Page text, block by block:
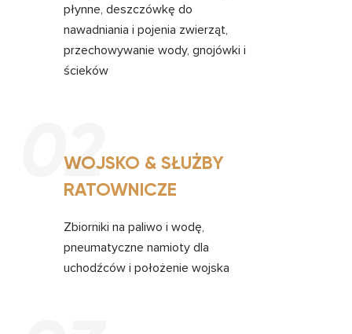
płynne, deszczówkę do
nawadniania i pojenia zwierząt,
przechowywanie wody, gnojówki i
ścieków
02
WOJSKO & SŁUŻBY
RATOWNICZE
Zbiorniki na paliwo i wodę,
pneumatyczne namioty dla
uchodźców i położenie wojska